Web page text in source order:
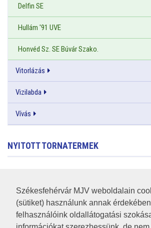
Székesfehérvár MJV weboldalain
(sütiket) használunk annak
felhasználóink oldallátogatási
Delfin SE
Hullám '91 UVE
Honvéd Sz. SE Búvár Szako.
Vitorlázás
Vizilabda
Vívás
NYITOTT TORNATERMEK
RSS
A HONLAP 2017.03.31-I ÁLLAPOTA